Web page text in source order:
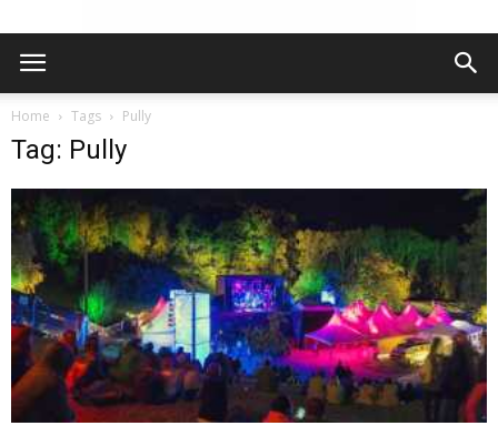
–
webzine
Home Tags Pully
Tag: Pully